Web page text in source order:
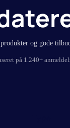
og gode
på 1.240+